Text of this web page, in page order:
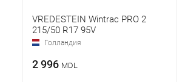
VREDESTEIN Wintrac PRO 2
215/50 R17 95V
Голландия
2 996 MDL